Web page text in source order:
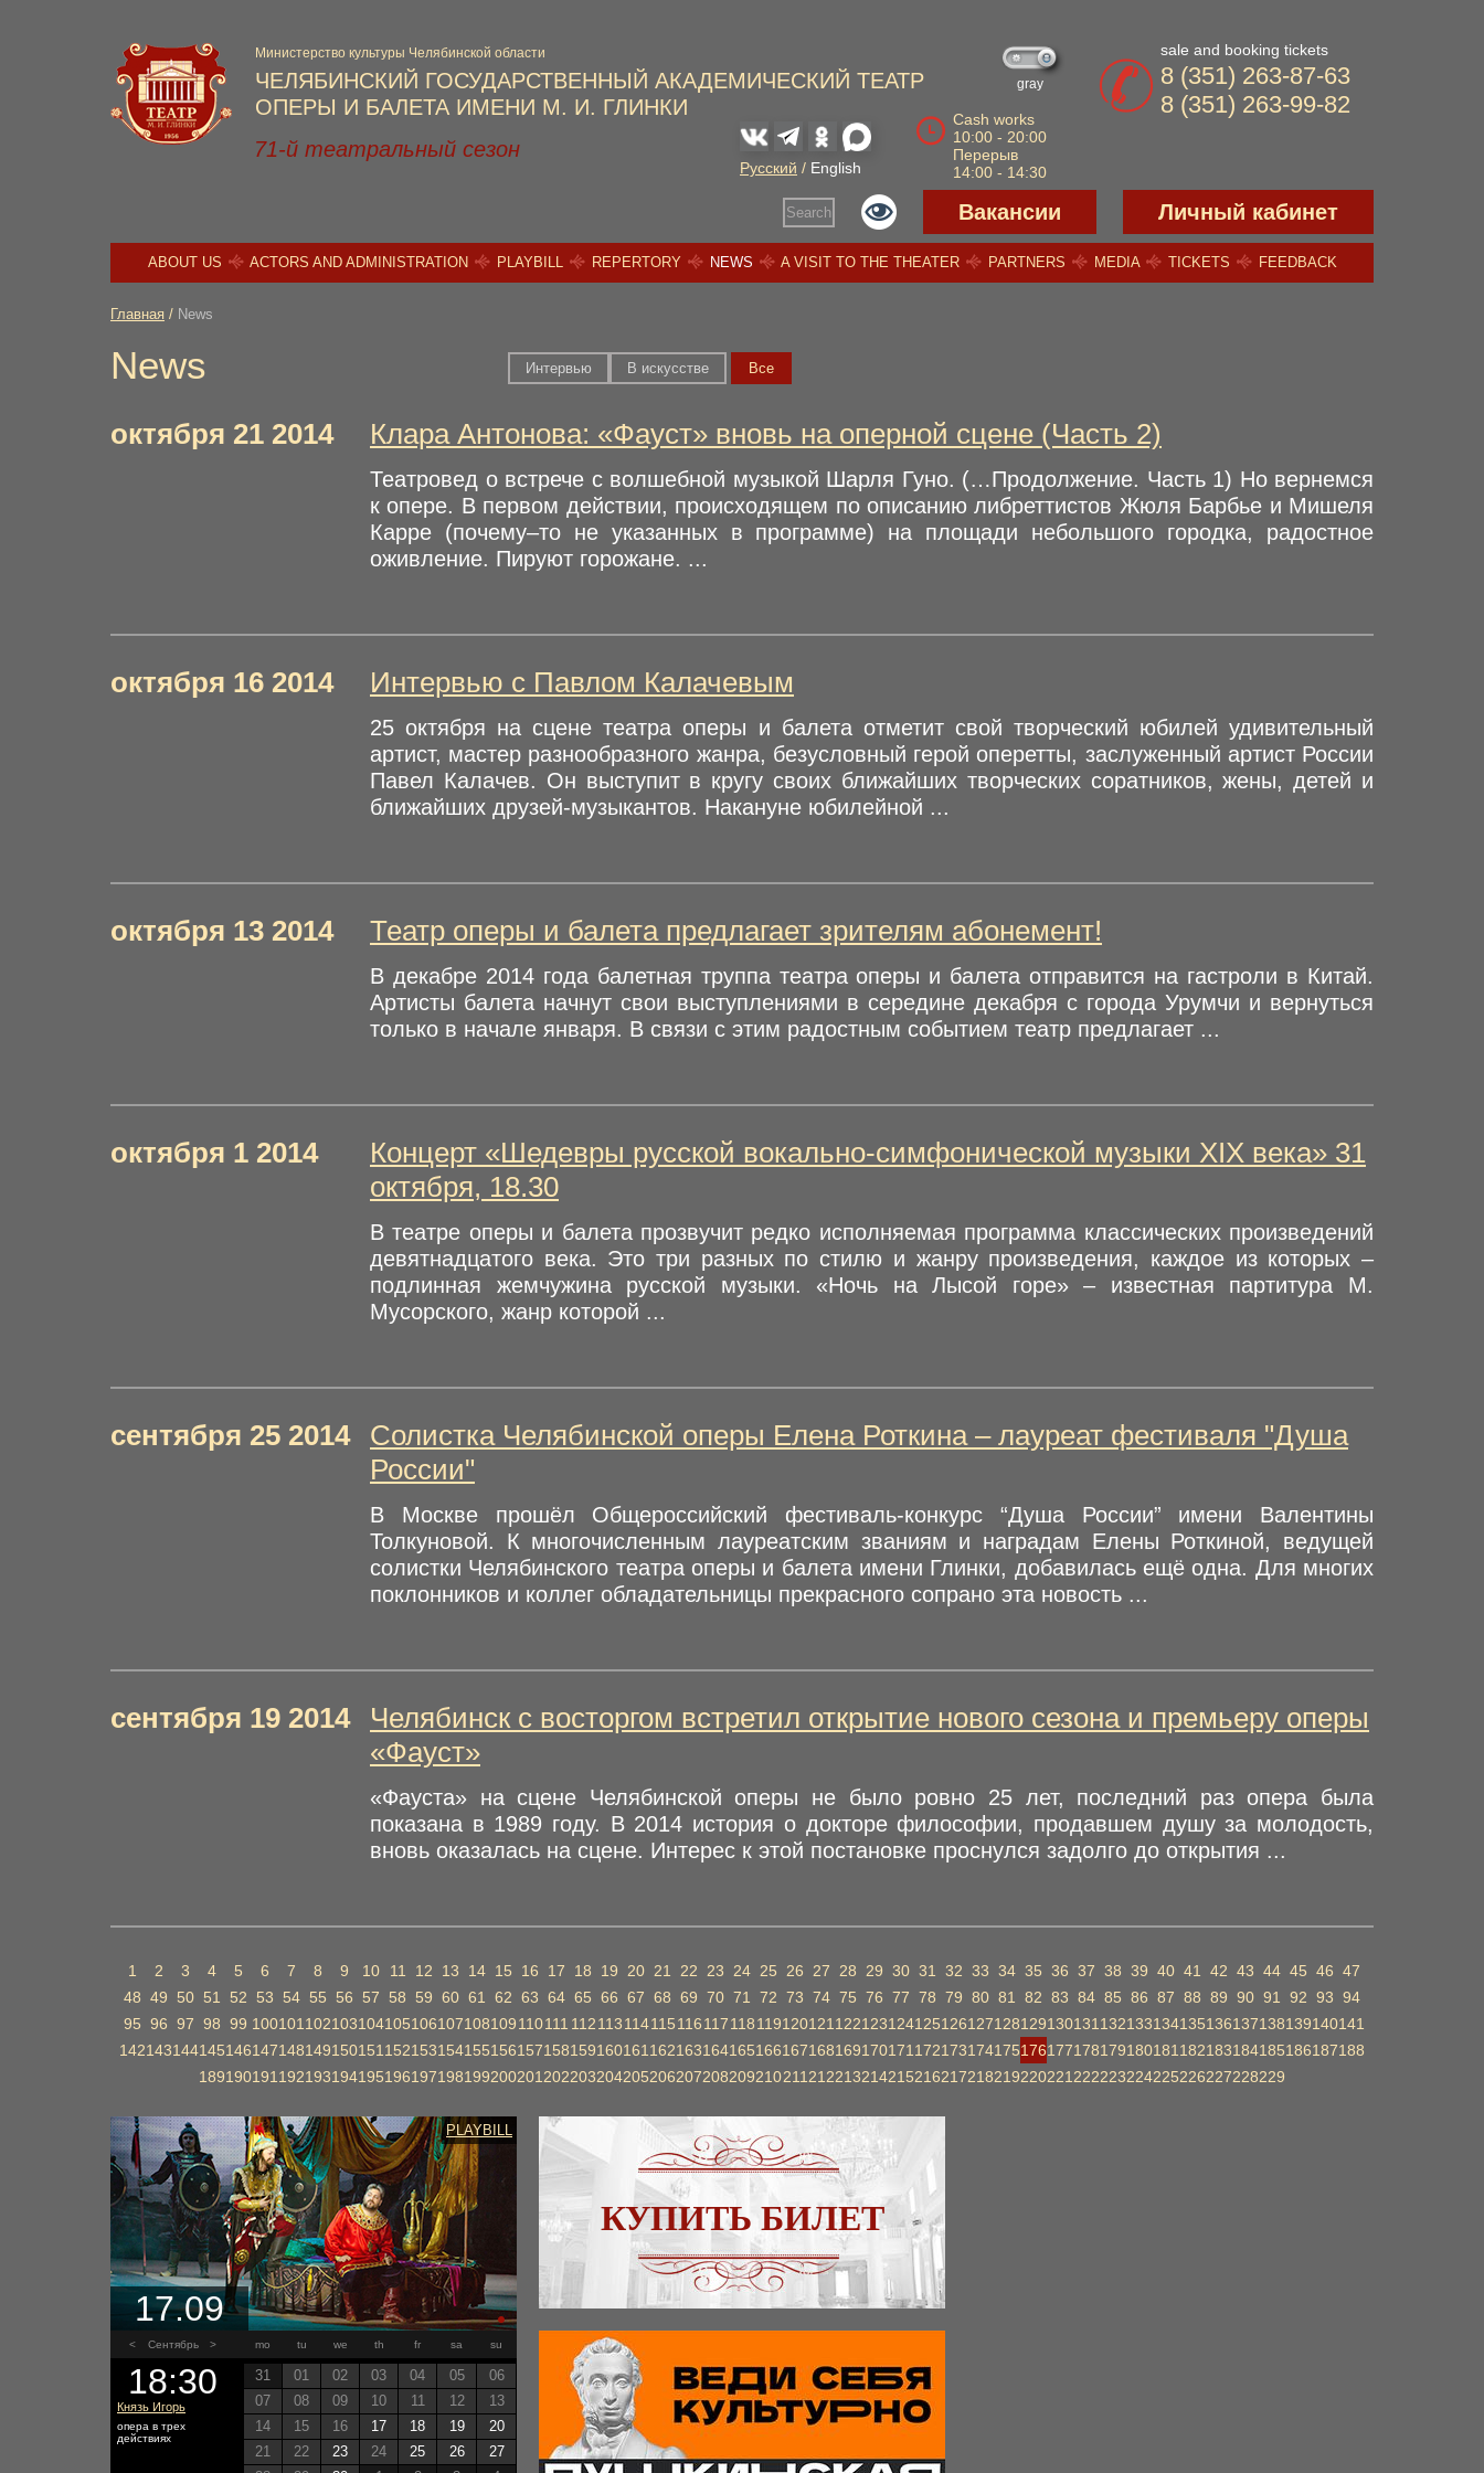
ЧЕЛЯБИНСКИЙ ГОСУДАРСТВЕННЫЙ АКАДЕМИЧЕСКИЙ ТЕАТР
ОПЕРЫ И БАЛЕТА ИМЕНИ М. И. ГЛИНКИ
Министерство культуры Челябинской области
gray
Cash works
10:00 - 20:00
Перерыв
14:00 - 14:30
Русский / English
sale and booking tickets
8 (351) 263-87-63
8 (351) 263-99-82
71-й театральный сезон
Search Вакансии Личный кабинет
ABOUT US ACTORS AND ADMINISTRATION PLAYBILL REPERTORY NEWS A VISIT TO THE THEATER PARTNERS MEDIA TICKETS FEEDBACK
Главная / News
News Интервью В искусстве Вce
октября 21 2014 Клара Антонова: «Фауст» вновь на оперной сцене (Часть 2)
Театровед о встрече с волшебной музыкой Шарля Гуно. (…Продолжение. Часть 1) Но вернемся
к опере. В первом действии, происходящем по описанию либреттистов Жюля Барбье и Мишеля
Карре (почему–то не указанных в программе) на площади небольшого городка, радостное
оживление. Пируют горожане. ...
октября 16 2014 Интервью с Павлом Калачевым
25 октября на сцене театра оперы и балета отметит свой творческий юбилей удивительный
артист, мастер разнообразного жанра, безусловный герой оперетты, заслуженный артист России
Павел Калачев. Он выступит в кругу своих ближайших творческих соратников, жены, детей и
ближайших друзей-музыкантов. Накануне юбилейной ...
октября 13 2014 Театр оперы и балета предлагает зрителям абонемент!
В декабре 2014 года балетная труппа театра оперы и балета отправится на гастроли в Китай.
Артисты балета начнут свои выступлениями в середине декабря с города Урумчи и вернуться
только в начале января. В связи с этим радостным событием театр предлагает ...
октября 1 2014
Концерт «Шедевры русской вокально-симфонической музыки ХIХ века» 31
октября, 18.30
В театре оперы и балета прозвучит редко исполняемая программа классических произведений
девятнадцатого века. Это три разных по стилю и жанру произведения, каждое из которых –
подлинная жемчужина русской музыки. «Ночь на Лысой горе» – известная партитура М.
Мусорского, жанр которой ...
сентября 25 2014
Солистка Челябинской оперы Елена Роткина – лауреат фестиваля "Душа
России"
В Москве прошёл Общероссийский фестиваль-конкурс “Душа России” имени Валентины
Толкуновой. К многочисленным лауреатским званиям и наградам Елены Роткиной, ведущей
солистки Челябинского театра оперы и балета имени Глинки, добавилась ещё одна. Для многих
поклонников и коллег обладательницы прекрасного сопрано эта новость ...
сентября 19 2014
Челябинск с восторгом встретил открытие нового сезона и премьеру оперы
«Фауст»
«Фауста» на сцене Челябинской оперы не было ровно 25 лет, последний раз опера была
показана в 1989 году. В 2014 история о докторе философии, продавшем душу за молодость,
вновь оказалась на сцене. Интерес к этой постановке проснулся задолго до открытия ...
1 2 3 4 5 6 7 8 9 10 11 12 13 14 15 16 17 18 19 20 21 22 23 24 25 26 27 28 29 30 31 32 33 34 35 36 37 38 39 40 41 42 43 44 45 46 47
48 49 50 51 52 53 54 55 56 57 58 59 60 61 62 63 64 65 66 67 68 69 70 71 72 73 74 75 76 77 78 79 80 81 82 83 84 85 86 87 88 89 90 91 92 93 94
95 96 97 98 99 100101 102103104105106107108109110111 112113114115116117118119120121 122123124125126127128129130131 132133134135136137138139140141
142143144145146147148149150151 152153154155156157158159160161 162163164165166167168169170171 172173174175176177178179180181 182183184185186187188
189190191 192193194195196197198199200201 202203204205206207208209210211 212213214215216217218219220221 222223224225226227228229
PLAYBILL
< Сентябрь > mo tu we th fr sa su
31 01 02 03 04 05
06
07
08 09 10 11 12
13
14
15 16 17 18 19
20
21
22 23 24 25 26
27
17.09
18:30
Князь Игорь
опера в трех
действиях
КУПИТЬ БИЛЕТ